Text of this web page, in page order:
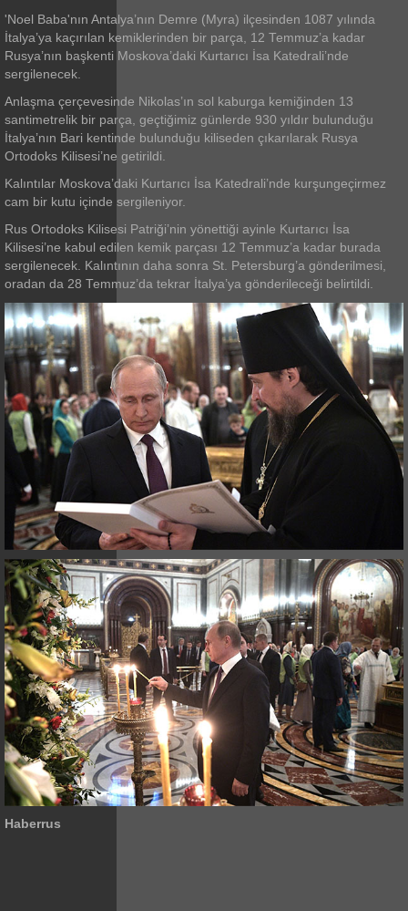
'Noel Baba'nın Antalya’nın Demre (Myra) ilçesinden 1087 yılında
İtalya’ya kaçırılan kemiklerinden bir parça, 12 Temmuz’a kadar
Rusya’nın başkenti Moskova’daki Kurtarıcı İsa Katedrali’nde
sergilenecek.
Anlaşma çerçevesinde Nikolas’ın sol kaburga kemiğinden 13
santimetrelik bir parça, geçtiğimiz günlerde 930 yıldır bulunduğu
İtalya’nın Bari kentinde bulunduğu kiliseden çıkarılarak Rusya
Ortodoks Kilisesi’ne getirildi.
Kalıntılar Moskova’daki Kurtarıcı İsa Katedrali’nde kurşungeçirmez
cam bir kutu içinde sergileniyor.
Rus Ortodoks Kilisesi Patriği’nin yönettiği ayinle Kurtarıcı İsa
Kilisesi’ne kabul edilen kemik parçası 12 Temmuz’a kadar burada
sergilenecek. Kalıntının daha sonra St. Petersburg’a gönderilmesi,
oradan da 28 Temmuz’da tekrar İtalya’ya gönderileceği belirtildi.
Haberrus